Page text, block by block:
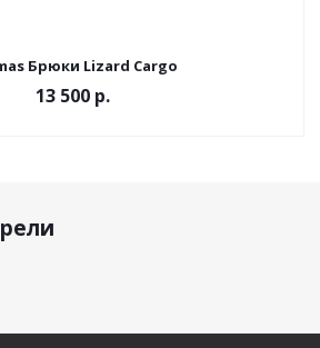
Брюки Lizard Cargo
13 500 р.